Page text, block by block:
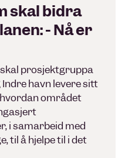
skal bidra
- Nå er
prosjektgruppa
havn levere sitt
området
i samarbeid med
til å hjelpe til i det